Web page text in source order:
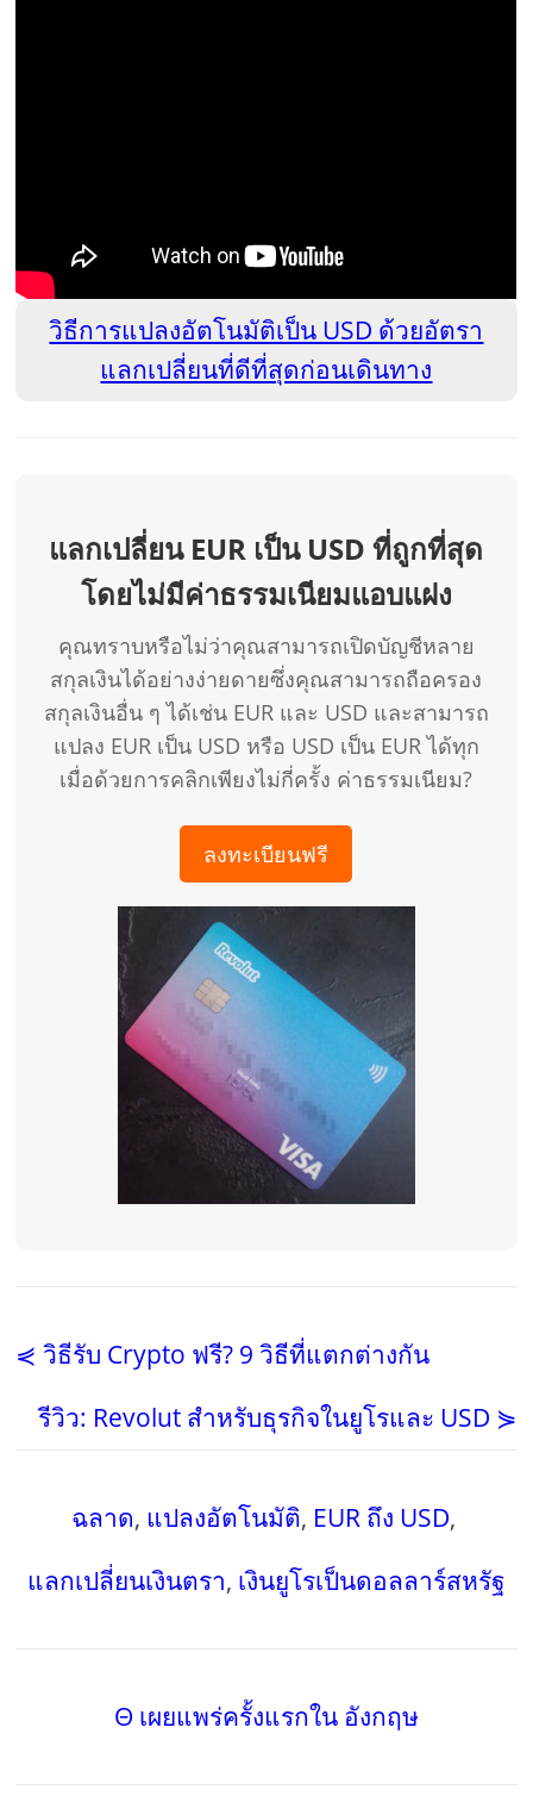
วิธีการแปลงอัตโนมัติเป็น USD ด้วยอัตรา
แลกเปลี่ยนที่ดีที่สุดก่อนเดินทาง
แลกเปลี่ยน EUR เป็น USD ที่ถูกที่สุด
โดยไม่มีค่าธรรมเนียมแอบแฝง
คุณทราบหรือไม่ว่าคุณสามารถเปิดบัญชีหลาย
สกุลเงินได้อย่างง่ายดายซึ่งคุณสามารถถือครอง
สกุลเงินอื่น ๆ ได้เช่น EUR และ USD และสามารถ
แปลง EUR เป็น USD หรือ USD เป็น EUR ได้ทุก
เมื่อด้วยการคลิกเพียงไม่กี่ครั้ง ค่าธรรมเนียม?
ลงทะเบียนฟรี
⋞ วิธีรับ Crypto ฟรี? 9 วิธีที่แตกต่างกัน
รีวิว: Revolut สำหรับธุรกิจในยูโรและ USD ⋟
ฉลาด, แปลงอัตโนมัติ, EUR ถึง USD,
แลกเปลี่ยนเงินตรา, เงินยูโรเป็นดอลลาร์สหรัฐ
Θ เผยแพร่ครั้งแรกใน อังกฤษ